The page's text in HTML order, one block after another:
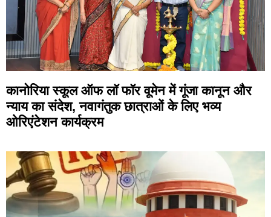
कानोरिया स्कूल ऑफ लॉ फॉर वूमेन में गूंजा कानून और
न्याय का संदेश, नवागंतुक छात्राओं के लिए भव्य
ओरिएंटेशन कार्यक्रम